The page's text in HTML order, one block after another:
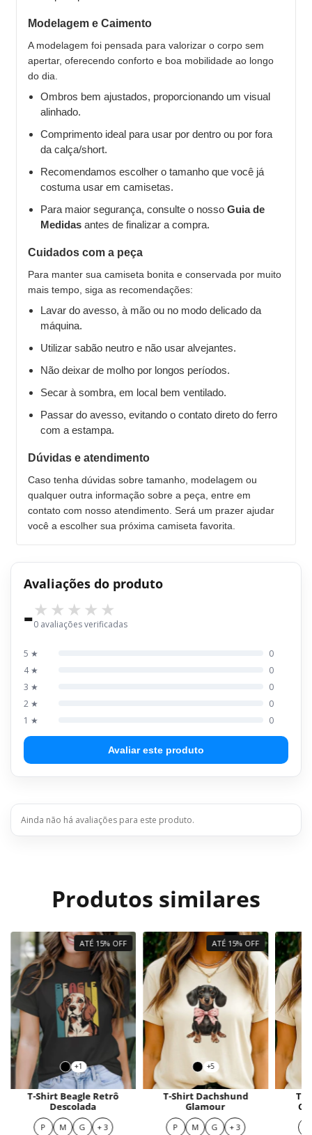
Modelagem e Caimento
A modelagem foi pensada para valorizar o corpo sem
apertar, oferecendo conforto e boa mobilidade ao longo
do dia.
Ombros bem ajustados, proporcionando um visual
alinhado.
Comprimento ideal para usar por dentro ou por fora
da calça/short.
Recomendamos escolher o tamanho que você já
costuma usar em camisetas.
Para maior segurança, consulte o nosso Guia de
Medidas antes de finalizar a compra.
Cuidados com a peça
Para manter sua camiseta bonita e conservada por muito
mais tempo, siga as recomendações:
Lavar do avesso, à mão ou no modo delicado da
máquina.
Utilizar sabão neutro e não usar alvejantes.
Não deixar de molho por longos períodos.
Secar à sombra, em local bem ventilado.
Passar do avesso, evitando o contato direto do ferro
com a estampa.
Dúvidas e atendimento
Caso tenha dúvidas sobre tamanho, modelagem ou
qualquer outra informação sobre a peça, entre em
contato com nosso atendimento. Será um prazer ajudar
você a escolher sua próxima camiseta favorita.
Avaliações do produto
-0 avaliações verificadas
5 ★
0
4 ★
0
3 ★
0
2 ★
0
1 ★
0
Avaliar este produto
Ainda não há avaliações para este produto.
Produtos similares
ATÉ 15% OFF
+1
T-Shirt Beagle Retrô
Descolada
P M G + 3
ATÉ 15% OFF
+5
T-Shirt Dachshund
Glamour
P M G + 3
T-